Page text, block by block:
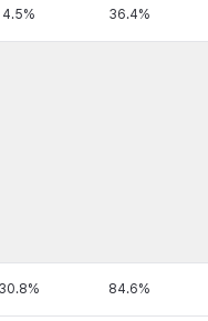
4.5% 36.4%
30.8% 84.6%